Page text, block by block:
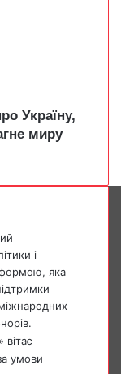
Україну,
миру
і
яка
вітає
умови